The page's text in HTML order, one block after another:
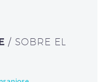
/ SOBRE EL